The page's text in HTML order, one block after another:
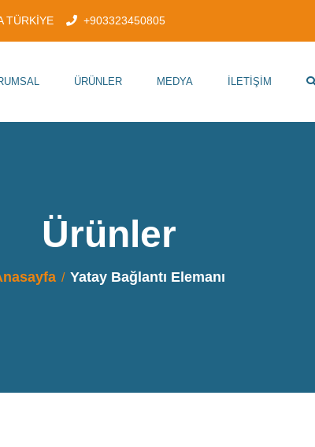
TÜRKİYE +903323450805
ÜRÜNLER MEDYA İLETIŞIM
Ürünler
Yatay Bağlantı Elemanı